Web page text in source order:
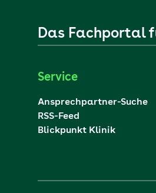
Das Fachportal
Service
Ansprechpartner-Suche
RSS-Feed
Blickpunkt Klinik